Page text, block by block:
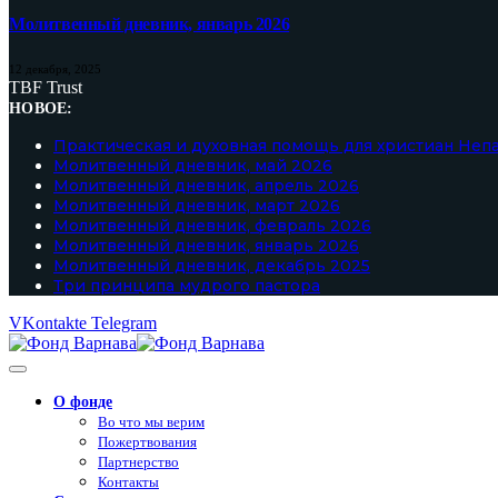
Молитвенный дневник, январь 2026
12 декабря, 2025
TBF Trust
НОВОЕ:
Практическая и духовная помощь для христиан
Молитвенный дневник, май 2026
Молитвенный дневник, апрель 2026
Молитвенный дневник, март 2026
Молитвенный дневник, февраль 2026
Молитвенный дневник, январь 2026
Молитвенный дневник, декабрь 2025
Три принципа мудрого пастора
VKontakte Telegram
О фонде
Во что мы верим
Пожертвования
Партнерство
Контакты